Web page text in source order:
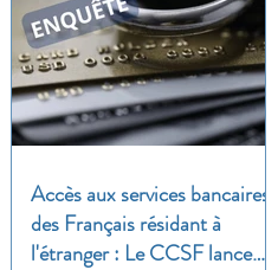
Accès aux services bancaires
des Français résidant à
l'étranger : Le CCSF lance